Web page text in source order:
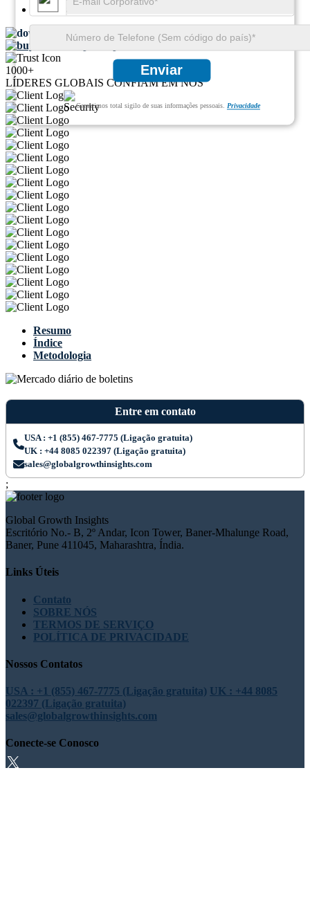
Páginas:
Baixar amostra grátis
1000+
LÍDERES GLOBAIS CONFIAM EM NÓS
Resumo
Índice
Metodologia
Enviar
Garantimos total sigilo de suas informações pessoais. Privacidade
Entre em contato
USA : +1 (855) 467-7775 (Ligação gratuita)
UK : +44 8085 022397 (Ligação gratuita)
sales@globalgrowthinsights.com
;
Global Growth Insights
Escritório No.- B, 2º Andar, Icon Tower, Baner-Mhalunge Road,
Baner, Pune 411045, Maharashtra, Índia.
Links Úteis
Contato
SOBRE NÓS
TERMOS DE SERVIÇO
POLÍTICA DE PRIVACIDADE
Nossos Contatos
USA : +1 (855) 467-7775 (Ligação gratuita) UK : +44 8085
022397 (Ligação gratuita)
sales@globalgrowthinsights.com
Conecte-se Conosco